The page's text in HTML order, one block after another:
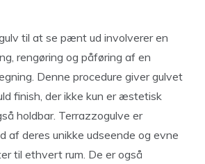
til at se pænt ud involverer en
rengøring og påføring af en
Denne procedure giver gulvet
finish, der ikke kun er æstetisk
holdbar. Terrazzogulve er
af deres unikke udseende og evne
til ethvert rum. De er også